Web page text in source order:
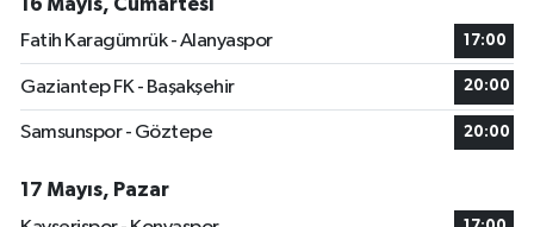
16 Mayıs, Cumartesi
Fatih Karagümrük - Alanyaspor
17:00
Gaziantep FK - Başakşehir 20:00
Samsunspor - Göztepe 20:00
17 Mayıs, Pazar